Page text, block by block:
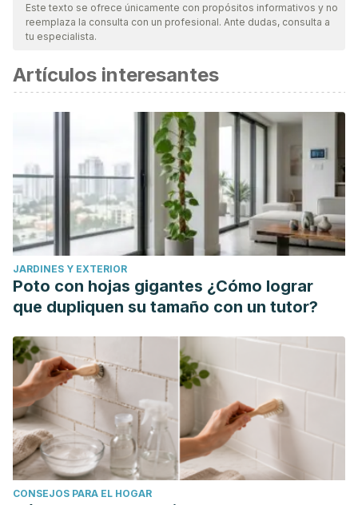
Este texto se ofrece únicamente con propósitos informativos y no
reemplaza la consulta con un profesional. Ante dudas, consulta a
tu especialista.
Artículos interesantes
JARDINES Y EXTERIOR
Poto con hojas gigantes ¿Cómo lograr
que dupliquen su tamaño con un tutor?
CONSEJOS PARA EL HOGAR